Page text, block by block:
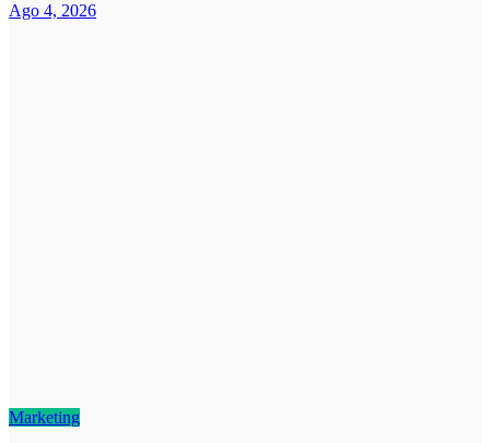
Ago 4, 2026
Marketing